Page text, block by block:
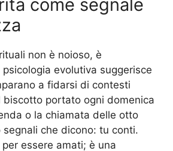
come segnale
non è noioso, è
evolutiva suggerisce
a fidarsi di contesti
biscotto portato ogni domenica
o la chiamata delle otto
che dicono: tu conti.
essere amati; è una